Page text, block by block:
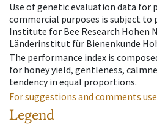
Use of genetic evaluation data for
commercial purposes is subject to
Institute for Bee Research Hohen
Länderinstitut für Bienenkunde
The performance index is
for honey yield, gentleness,
tendency in equal proportions.
For suggestions and comments
Legend